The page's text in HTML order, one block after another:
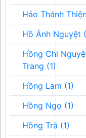
Hảo Thánh
Hồ Ánh Nguyệt
Hồng Chi
Trang (1)
Hồng Lam (1)
Hồng Ngọ (1)
Hồng Trà (1)